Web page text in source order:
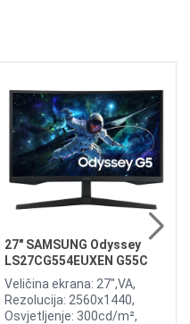
27" SAMSUNG Odyssey
LS27CG554EUXEN G55C
165Hz Curved Display
Veličina ekrana: 27",VA,
Rezolucija: 2560x1440,
Osvjetljenje: 300cd/m²,